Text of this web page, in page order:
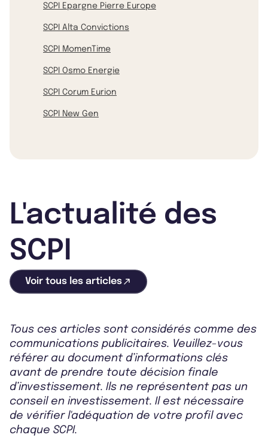
SCPI Epargne Pierre Europe
SCPI Alta Convictions
SCPI MomenTime
SCPI Osmo Energie
SCPI Corum Eurion
SCPI New Gen
L'actualité des
SCPI
Voir tous les articles
Tous ces articles sont considérés comme des
communications publicitaires. Veuillez-vous
référer au document d’informations clés
avant de prendre toute décision finale
d’investissement. Ils ne représentent pas un
conseil en investissement. Il est nécessaire
de vérifier l'adéquation de votre profil avec
chaque SCPI.